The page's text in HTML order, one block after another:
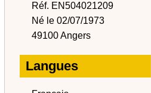
Réf. EN504021209
Né le 02/07/1973
49100 Angers
Langues